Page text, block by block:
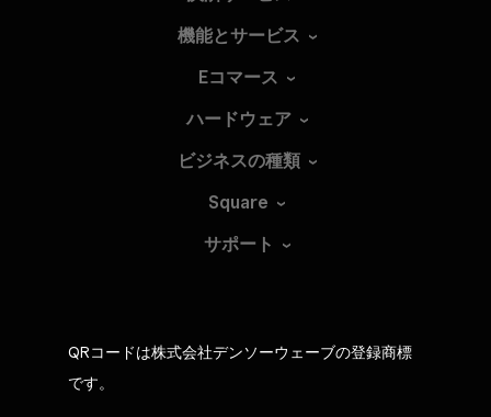
機能とサービス
Eコマース
ハードウェア
ビジネスの種類
Square
サポート
QRコードは株式会社デンソーウェーブの登録商標
です。